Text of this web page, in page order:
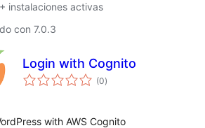
instalaciones activas
con 7.0.3
Login with Cognito
(0evaluación
total
)
with AWS Cognito